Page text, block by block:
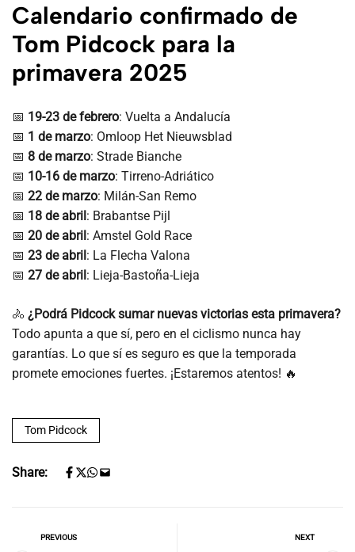
Calendario confirmado de
Tom Pidcock para la
primavera 2025
📅 19-23 de febrero: Vuelta a Andalucía
📅 1 de marzo: Omloop Het Nieuwsblad
📅 8 de marzo: Strade Bianche
📅 10-16 de marzo: Tirreno-Adriático
📅 22 de marzo: Milán-San Remo
📅 18 de abril: Brabantse Pijl
📅 20 de abril: Amstel Gold Race
📅 23 de abril: La Flecha Valona
📅 27 de abril: Lieja-Bastoña-Lieja
🚴 ¿Podrá Pidcock sumar nuevas victorias esta primavera?
Todo apunta a que sí, pero en el ciclismo nunca hay
garantías. Lo que sí es seguro es que la temporada
promete emociones fuertes. ¡Estaremos atentos! 🔥
Tom Pidcock
Share:
PREVIOUS NEXT